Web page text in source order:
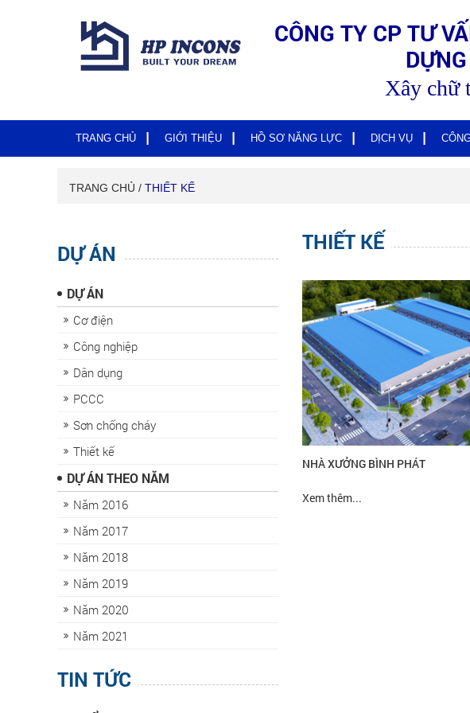
CÔNG TY CP TƯ
Xây chữ
TRANG CHỦ GIỚI THIỆU HỒ SƠ NĂNG LỰC DỊCH VỤ
TRANG CHỦ / THIẾT KẾ
DỰ ÁN
DỰ ÁN
Cơ điện
Công nghiệp
Dân dụng
PCCC
Sơn chống cháy
Thiết kế
DỰ ÁN THEO NĂM
Năm 2016
Năm 2017
Năm 2018
Năm 2019
Năm 2020
Năm 2021
TIN TỨC
THIẾT KẾ
NHÀ XƯỞNG BÌNH PHÁT
Xem thêm...